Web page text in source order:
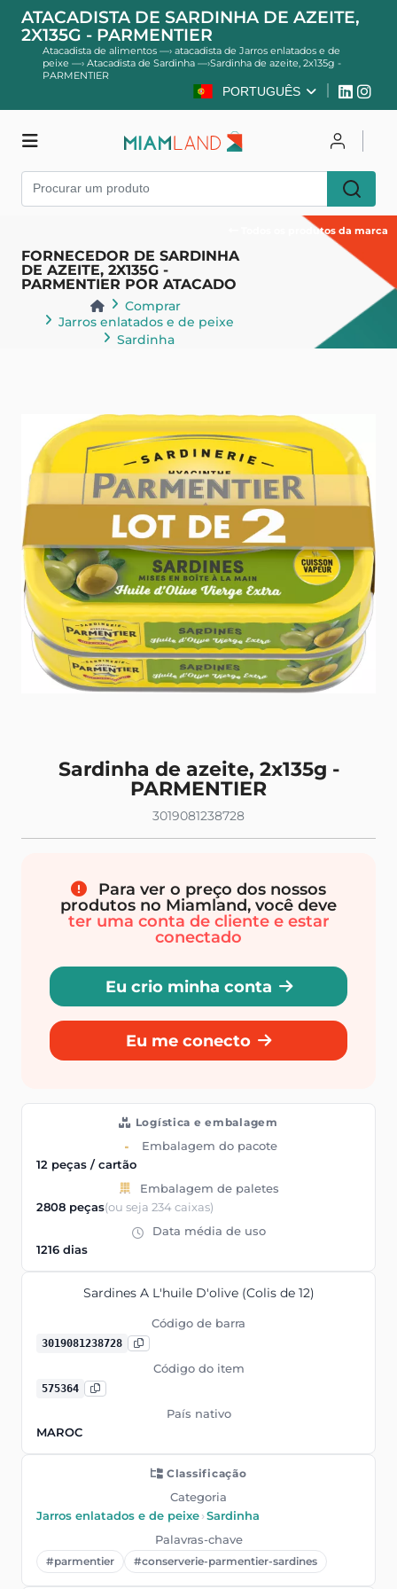
ATACADISTA DE SARDINHA DE AZEITE,
2X135G - PARMENTIER
Atacadista de alimentos —› atacadista de Jarros enlatados e de
peixe —› Atacadista de Sardinha —›Sardinha de azeite, 2x135g -
PARMENTIER
PORTUGUÊS
FORNECEDOR DE SARDINHA
DE AZEITE, 2X135G -
PARMENTIER POR ATACADO
Comprar
Jarros enlatados e de peixe
Sardinha
Todos os produtos da marca
Sardinha de azeite, 2x135g -
PARMENTIER
3019081238728
Para ver o preço dos nossos
produtos no Miamland, você deve
ter uma conta de cliente e estar
conectado
Eu crio minha conta
Eu me conecto
Logística e embalagem
Embalagem do pacote
12 peças / cartão
Embalagem de paletes
2808 peças(ou seja 234 caixas)
Data média de uso
1216 dias
Sardines A L'huile D'olive (Colis de 12)
Código de barra
3019081238728
Código do item
575364
País nativo
MAROC
Classificação
Categoria
Jarros enlatados e de peixe›Sardinha
Palavras-chave
#parmentier #conserverie-parmentier-sardines